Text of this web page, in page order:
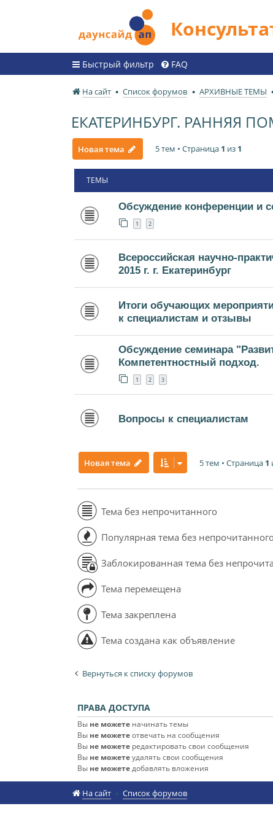
Быстрый фильтр FAQ
На сайт Список форумов АРХИВНЫЕ ТЕМЫ
ЕКАТЕРИНБУРГ. РАННЯЯ
Новая тема 5 тем • Страница 1 из 1
ТЕМЫ
Обсуждение конференции и
1 2
Всероссийская научно-
2015 г. г. Екатеринбург
Итоги обучающих
к специалистам и отзывы
Обсуждение семинара
Компетентностный подход.
1 2 3
Вопросы к специалистам
Новая тема 5 тем • Страница 1
Тема без непрочитанного
Популярная тема без
Заблокированная тема без
Тема перемещена
Тема закреплена
Тема создана как объявление
Вернуться к списку форумов
ПРАВА ДОСТУПА
Вы не можете начинать темы
Вы не можетеотвечать на сообщения
Вы не можете редактировать свои сообщения
Вы не можетеудалять свои сообщения
Вы не можетедобавлять вложения
На сайт Список форумов